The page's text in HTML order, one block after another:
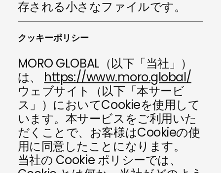
存される小さなファイルです。
クッキーポリシー
MORO GLOBAL（以下「当社」）
は、 https://www.moro.global/
ウェブサイト（以下「本サービ
ス」）においてCookieを使用して
います。本サービスをご利用いた
だくことで、お客様はCookieの使
用に同意したことになります。
当社の Cookie ポリシーでは、